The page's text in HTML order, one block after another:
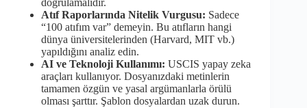
doğrulamalıdır.
Atıf Raporlarında Nitelik Vurgusu: Sadece
“100 atıfım var” demeyin. Bu atıfların hangi
dünya üniversitelerinden (Harvard, MIT vb.)
yapıldığını analiz edin.
AI ve Teknoloji Kullanımı: USCIS yapay zeka
araçları kullanıyor. Dosyanızdaki metinlerin
tamamen özgün ve yasal argümanlarla örülü
olması şarttır. Şablon dosyalardan uzak durun.